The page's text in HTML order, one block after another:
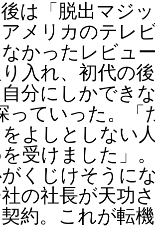
は「脱出マジ
メリカのテレ
かったレビュ
入れ、初代の
分にしかでき
っていった。「
よしとしない
受けました」
くじけそうに
の社長が天功
約。これが転